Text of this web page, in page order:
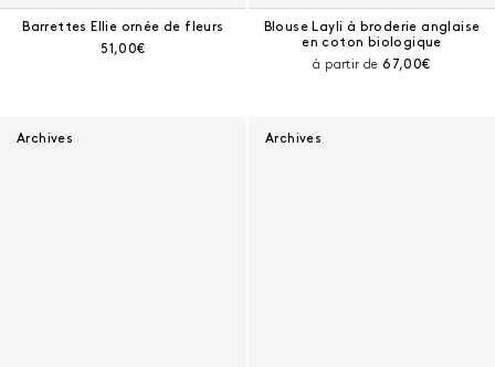
Barrettes Ellie ornée de fleurs
Prix courant :
51,00€
Blouse Layli à broderie anglaise
en coton biologique
à partir de Prix courant :
67,00€
Archives Archives